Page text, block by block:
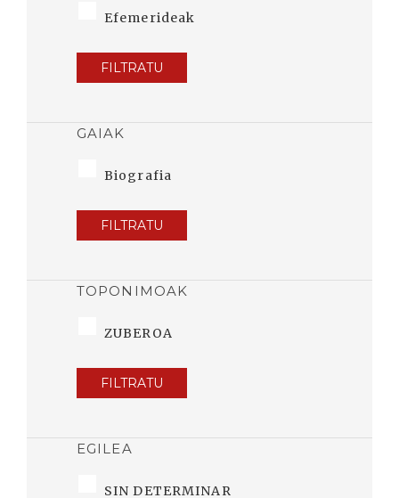
Efemerideak
FILTRATU
GAIAK
Biografia
FILTRATU
TOPONIMOAK
ZUBEROA
FILTRATU
EGILEA
SIN DETERMINAR